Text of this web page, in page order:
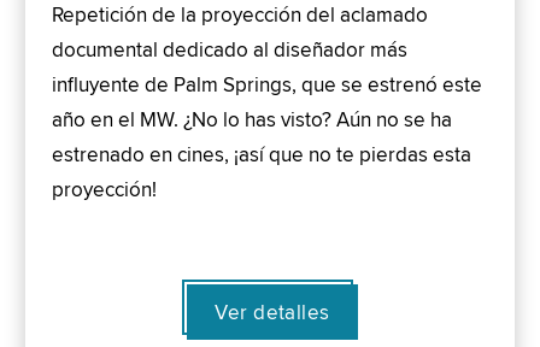
Repetición de la proyección del aclamado
documental dedicado al diseñador más
influyente de Palm Springs, que se estrenó este
año en el MW. ¿No lo has visto? Aún no se ha
estrenado en cines, ¡así que no te pierdas esta
proyección!
Ver detalles